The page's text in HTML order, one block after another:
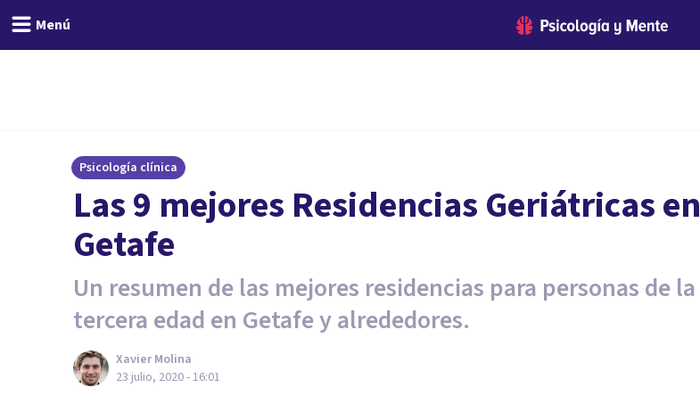
Menú
Psicología clínica
Las 9 mejores Residencias Geriátricas en
Getafe
Un resumen de las mejores residencias para personas de la
tercera edad en Getafe y alrededores.
Xavier Molina
23 julio, 2020 - 16:01